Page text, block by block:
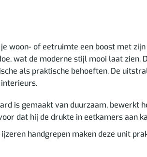
woon- of eetruimte een boost met
wat de moderne stijl mooi laat
als praktische behoeften. De
is gemaakt van duurzaam, bewerkt
dat hij de drukte in eetkamers aan
handgrepen maken deze unit